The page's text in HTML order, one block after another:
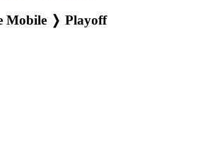
Mobile ❭ Playoff